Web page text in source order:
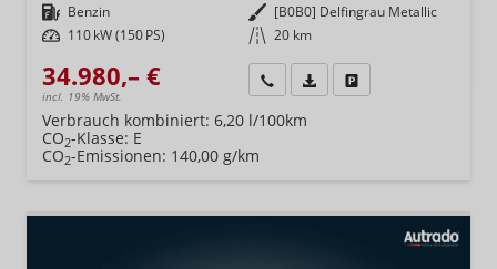
Kraftstoff Benzin Außenfarbe [B0B0] Delfingrau Metallic
Leistung 110 kW (150 PS) Kilometerstand 20 km
34.980,– €
incl. 19% MwSt.
Wir rufen Sie anFahrzeugexposé (PDF)
Verbrauch kombiniert: 6,20 l/100km
CO2-Klasse: E
CO2-Emissionen: 140,00 g/km